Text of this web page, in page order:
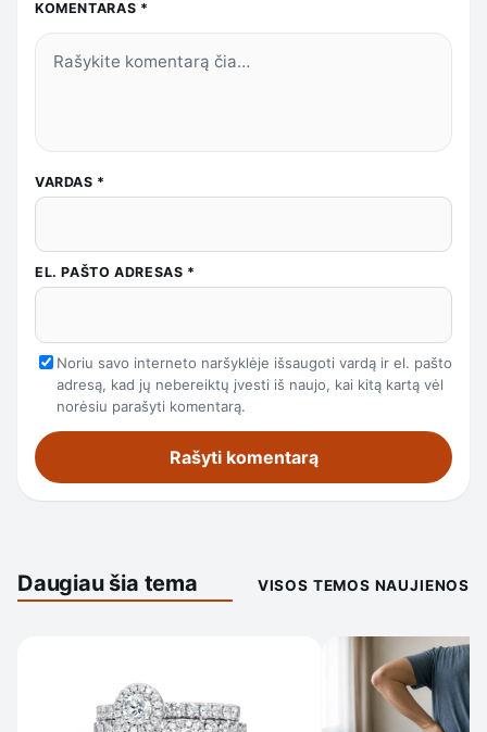
KOMENTARAS *
VARDAS *
EL. PAŠTO ADRESAS *
Noriu savo interneto naršyklėje išsaugoti vardą ir el. pašto
adresą, kad jų nebereiktų įvesti iš naujo, kai kitą kartą vėl
norėsiu parašyti komentarą.
Daugiau šia tema VISOS TEMOS NAUJIENOS